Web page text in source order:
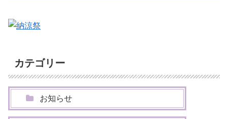
カテゴリー
お知らせ